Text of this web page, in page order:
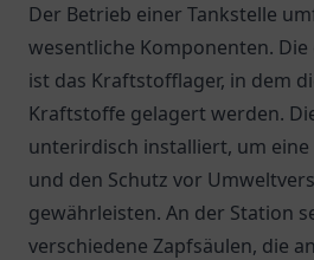
Der Betrieb einer Tankstelle
wesentliche Komponenten.
ist das Kraftstofflager, in dem
Kraftstoffe gelagert werden.
unterirdisch installiert, um eine
und den Schutz vor
gewährleisten. An der Station
verschiedene Zapfsäulen, die